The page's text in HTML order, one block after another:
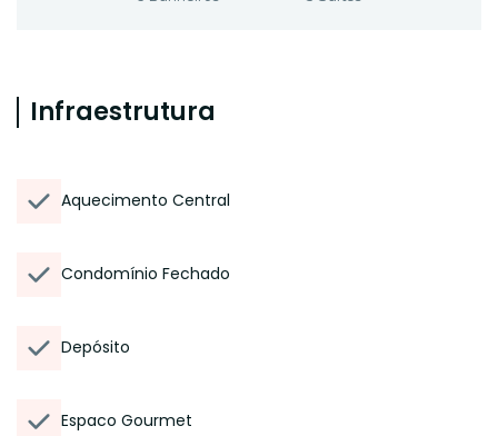
Infraestrutura
Aquecimento Central
Condomínio Fechado
Depósito
Espaco Gourmet